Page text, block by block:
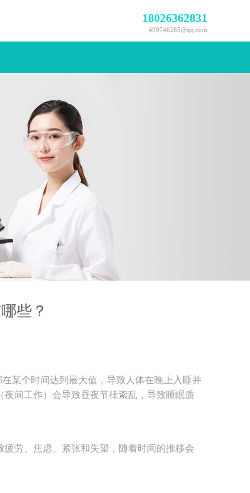
18026362831
499746285@qq.com
些？
在某个时间达到最大值，导致人体在晚上入睡并
间工作）会导致昼夜节律紊乱，导致睡眠质
疲劳、焦虑、紧张和失望，随着时间的推移会